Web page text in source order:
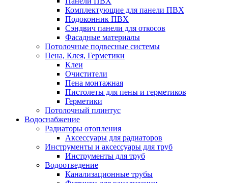
Комплектующие для панели ПВХ
Подоконник ПВХ
Сэндвич панели для откосов
Фасадные материалы
Потолочные подвесные системы
Пена, Клея, Герметики
Клеи
Очистители
Пена монтажная
Пистолеты для пены и герметиков
Герметики
Потолочный плинтус
Водоснабжение
Радиаторы отопления
Аксессуары для радиаторов
Инструменты и аксессуары для труб
Инструменты для труб
Водоотведение
Канализационные трубы